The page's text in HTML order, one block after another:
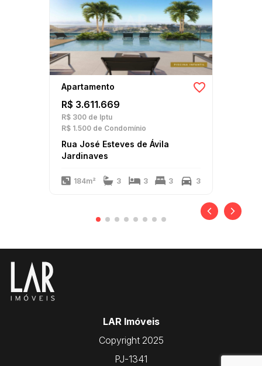
Apartamento
R$ 3.611.669
R$ 300 de Iptu
R$ 1.500 de Condomínio
Rua José Esteves de Ávila
Jardinaves
184m² 3 3 3 3
LAR Imóveis
Copyright 2025
PJ-1341